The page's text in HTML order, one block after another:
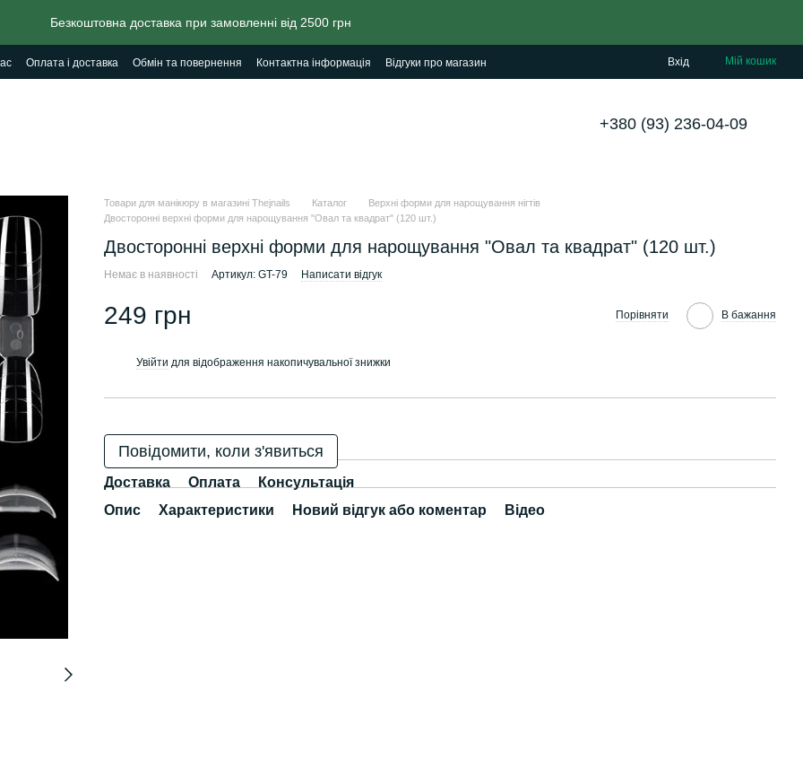
Безкоштовна доставка при замовленні від 2500 грн
Оплата і доставка Обмін та повернення Контактна інформація Відгуки про магазин Вхід Мій кошик
+380 (93) 236-04-09
Товари для манікюру в магазині Thejnails Каталог
Верхні форми для нарощування нігтів
Двосторонні верхні форми для нарощування "Овал та квадрат" (120 шт.)
Двосторонні верхні форми для нарощування "Овал та квадрат" (120 шт.)
Немає в наявності Артикул: GT-79 Написати відгук
249 грн Порівняти В бажання
Увійти для відображення накопичувальної знижки
Повідомити, коли з'явиться
Доставка Оплата
Консультація
Опис
Характеристики Новий відгук або коментар Відео